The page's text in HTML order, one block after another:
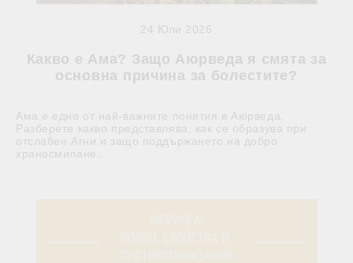
Какво е Ама? Защо Аюрведа я смята за
основна причина за болестите?
24 Юли 2026
Ама е едно от най-важните понятия в Аюрведа.
Разберете какво представлява, как се образува при
отслабен Агни и защо поддържането на добро
храносмилане...